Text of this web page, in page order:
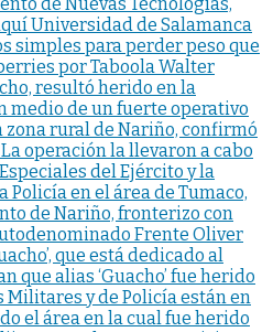
Universidad de Salamanca
simples para perder peso que
por Taboola Walter
resultó herido en la
medio de un fuerte operativo
rural de Nariño, confirmó
operación la llevaron a cabo
del Ejército y la
en el área de Tumaco,
de Nariño, fronterizo con
Frente Oliver
que está dedicado al
que alias ‘Guacho’ fue herido
Militares y de Policía están en
el área en la cual fue herido